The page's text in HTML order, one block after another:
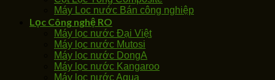
Máy Loc nước Bán công nghiệp
Lọc Công nghệ RO
Máy lọc nước Đại Việt
Máy lọc nước Mutosi
Máy lọc nước DongA
Máy lọc nước Kangaroo
Máy lọc nước Aqua